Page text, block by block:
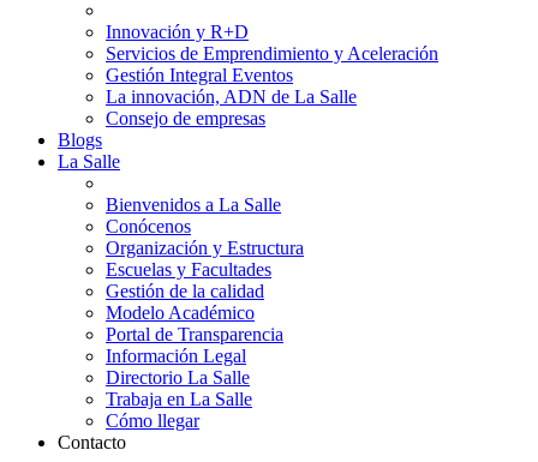
Innovación y R+D
Servicios de Emprendimiento y Aceleración
Gestión Integral Eventos
La innovación, ADN de La Salle
Consejo de empresas
Blogs
La Salle
Bienvenidos a La Salle
Conócenos
Organización y Estructura
Escuelas y Facultades
Gestión de la calidad
Modelo Académico
Portal de Transparencia
Información Legal
Directorio La Salle
Trabaja en La Salle
Cómo llegar
Contacto